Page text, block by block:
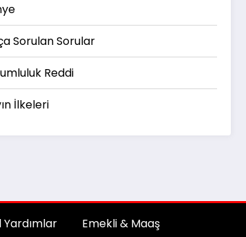
Sorulan Sorular
Reddi
İlkeleri
Yardımlar Emekli & Maaş